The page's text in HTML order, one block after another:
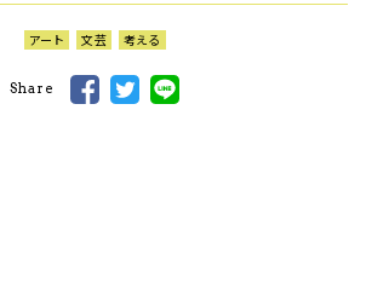
アート 文芸 考える
Share